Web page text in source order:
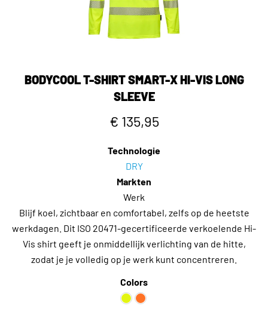
BODYCOOL T-SHIRT SMART-X HI-VIS LONG
SLEEVE
€ 135,95
Technologie
DRY
Markten
Werk
Blijf koel, zichtbaar en comfortabel, zelfs op de heetste
werkdagen. Dit ISO 20471-gecertificeerde verkoelende Hi-
Vis shirt geeft je onmiddellijk verlichting van de hitte,
zodat je je volledig op je werk kunt concentreren.
Colors